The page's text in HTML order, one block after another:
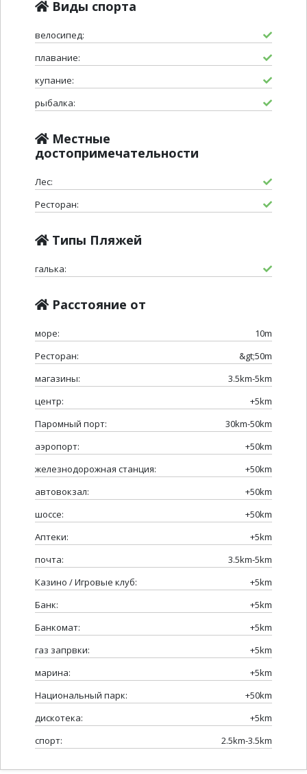
Виды спорта
велосипед:
плавание:
купание:
рыбалка:
Местные
достопримечательности
Лес:
Ресторан:
Типы Пляжей
галька:
Расстояние от
море:
10m
Ресторан:
&gt;50m
магазины:
3.5km-5km
центр:
+5km
Паромный порт:
30km-50km
аэропорт:
+50km
железнодорожная станция:
+50km
автовокзал:
+50km
шоссе:
+50km
Аптеки:
+5km
почта:
3.5km-5km
Казино / Игровые клуб:
+5km
Банк:
+5km
Банкомат:
+5km
газ запрвки:
+5km
марина:
+5km
Национальный парк:
+50km
дискотека:
+5km
спорт:
2.5km-3.5km